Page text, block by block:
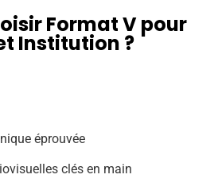
Format V pour
Institution ?
éprouvée
clés en main